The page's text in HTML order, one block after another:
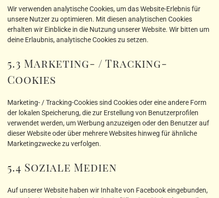
Wir verwenden analytische Cookies, um das Website-Erlebnis für
unsere Nutzer zu optimieren. Mit diesen analytischen Cookies
erhalten wir Einblicke in die Nutzung unserer Website. Wir bitten um
deine Erlaubnis, analytische Cookies zu setzen.
5.3 Marketing- / Tracking-
Cookies
Marketing- / Tracking-Cookies sind Cookies oder eine andere Form
der lokalen Speicherung, die zur Erstellung von Benutzerprofilen
verwendet werden, um Werbung anzuzeigen oder den Benutzer auf
dieser Website oder über mehrere Websites hinweg für ähnliche
Marketingzwecke zu verfolgen.
5.4 Soziale Medien
Auf unserer Website haben wir Inhalte von Facebook eingebunden,